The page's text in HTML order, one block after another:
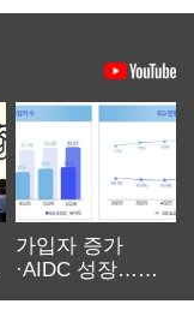
가입자 증가
·AIDC 성장…